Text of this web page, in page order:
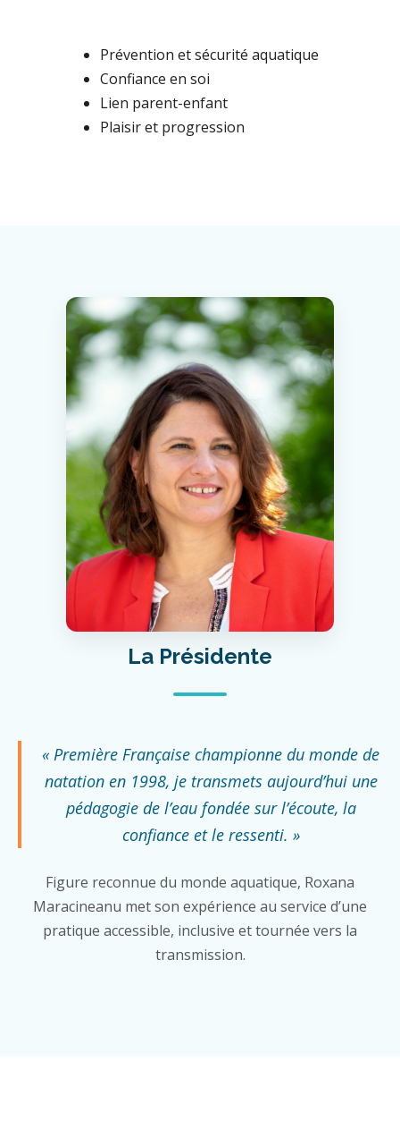
Prévention et sécurité aquatique
Confiance en soi
Lien parent-enfant
Plaisir et progression
La Présidente
« Première Française championne du monde de
natation en 1998, je transmets aujourd’hui une
pédagogie de l’eau fondée sur l’écoute, la
confiance et le ressenti. »
Figure reconnue du monde aquatique, Roxana
Maracineanu met son expérience au service d’une
pratique accessible, inclusive et tournée vers la
transmission.